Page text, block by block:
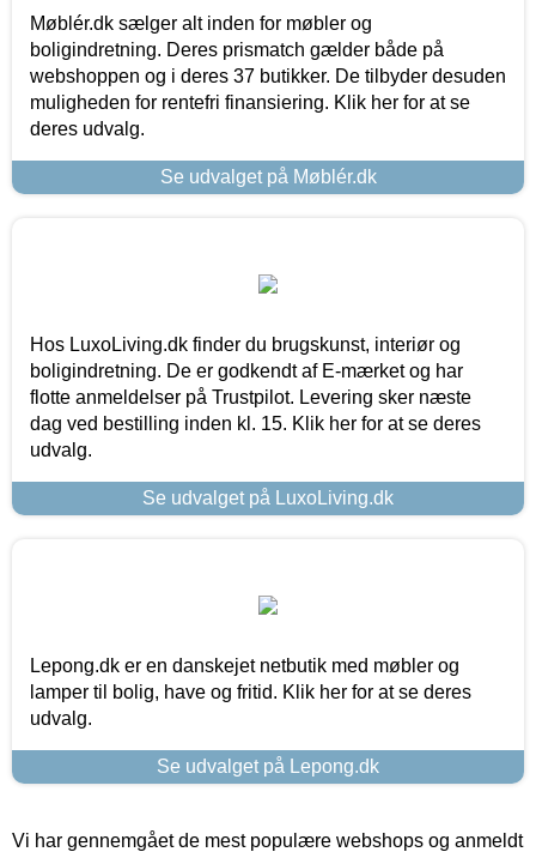
Møblér.dk sælger alt inden for møbler og
boligindretning. Deres prismatch gælder både på
webshoppen og i deres 37 butikker. De tilbyder desuden
muligheden for rentefri finansiering. Klik her for at se
deres udvalg.
Se udvalget på Møblér.dk
Hos LuxoLiving.dk finder du brugskunst, interiør og
boligindretning. De er godkendt af E-mærket og har
flotte anmeldelser på Trustpilot. Levering sker næste
dag ved bestilling inden kl. 15. Klik her for at se deres
udvalg.
Se udvalget på LuxoLiving.dk
Lepong.dk er en danskejet netbutik med møbler og
lamper til bolig, have og fritid. Klik her for at se deres
udvalg.
Se udvalget på Lepong.dk
Vi har gennemgået de mest populære webshops og anmeldt